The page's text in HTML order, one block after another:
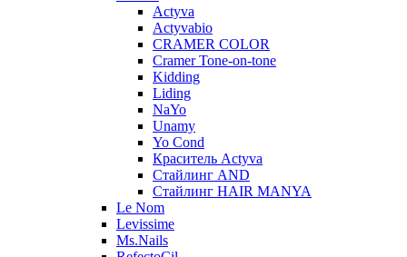
Actyva
Actyvabio
CRAMER COLOR
Cramer Tone-on-tone
Kidding
Liding
NaYo
Unamy
Yo Cond
Краситель Actyva
Стайлинг AND
Стайлинг HAIR MANYA
Le Nom
Levissime
Ms.Nails